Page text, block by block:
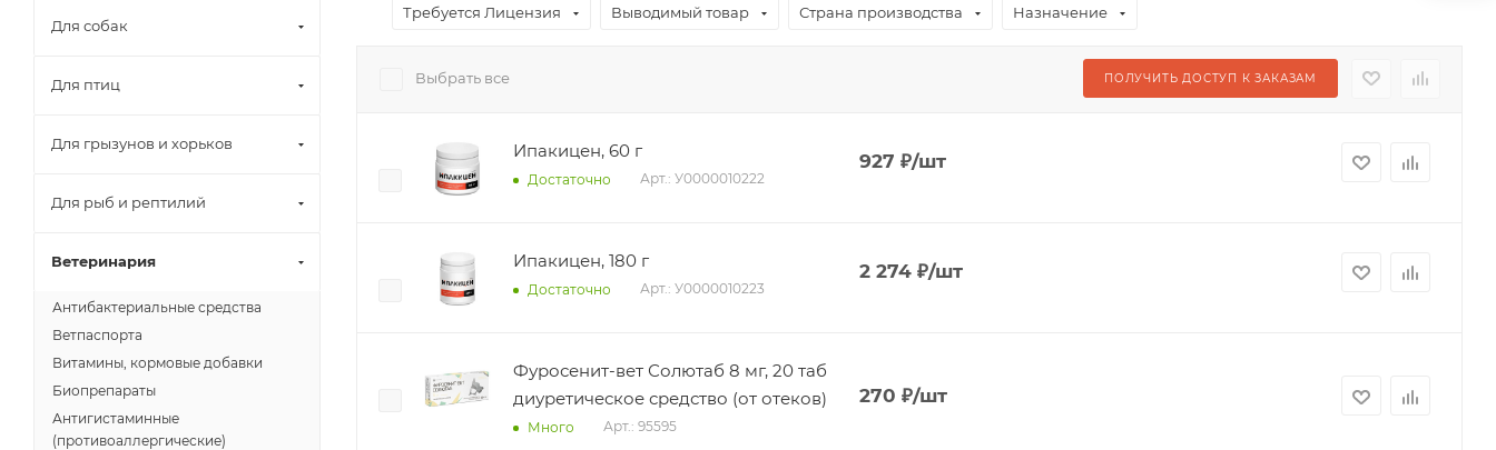
Требуется Лицензия Выводимый товар Страна производства Назначение
Выбрать все ПОЛУЧИТЬ ДОСТУП К ЗАКАЗАМ
Ипакицен, 60 г
Достаточно Арт.: У0000010222
927 ₽/шт
Ипакицен, 180 г
Достаточно Арт.: У0000010223
2 274₽/шт
Фуросенит-вет Солютаб 8 мг, 20 таб
диуретическое средство (от отеков)
Много Арт.: 95595
270 ₽/шт
Для собак
Для птиц
Для грызунов и хорьков
Для рыб и рептилий
Ветеринария
Антибактериальные средства
Ветпаспорта
Витамины, кормовые добавки
Биопрепараты
Антигистаминные
(противоаллергические)